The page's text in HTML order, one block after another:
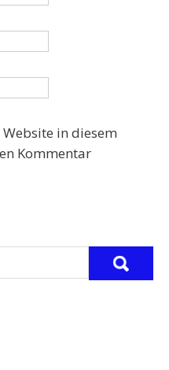
in diesem
Kommentar